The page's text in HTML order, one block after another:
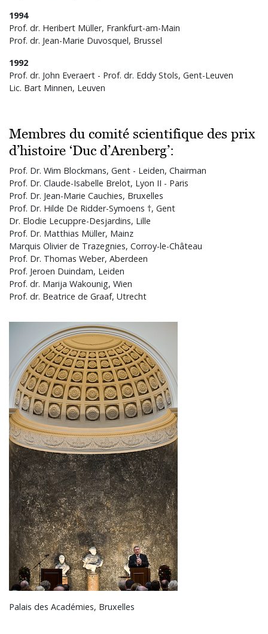
1994
Prof. dr. Heribert Müller, Frankfurt-am-Main
Prof. dr. Jean-Marie Duvosquel, Brussel
1992
Prof. dr. John Everaert - Prof. dr. Eddy Stols, Gent-Leuven
Lic. Bart Minnen, Leuven
Membres du comité scientifique des prix
d’histoire ‘Duc d’Arenberg’:
Prof. Dr. Wim Blockmans, Gent - Leiden, Chairman
Prof. Dr. Claude-Isabelle Brelot, Lyon II - Paris
Prof. Dr. Jean-Marie Cauchies, Bruxelles
Prof. Dr. Hilde De Ridder-Symoens †, Gent
Dr. Elodie Lecuppre-Desjardins, Lille
Prof. Dr. Matthias Müller, Mainz
Marquis Olivier de Trazegnies, Corroy-le-Château
Prof. Dr. Thomas Weber, Aberdeen
Prof. Jeroen Duindam, Leiden
Prof. dr. Marija Wakounig, Wien
Prof. dr. Beatrice de Graaf, Utrecht
Palais des Académies, Bruxelles